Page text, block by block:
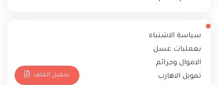
سياسة الاشتباه
بعمليات غسل
الاموال وجرائم
تمويل الاهارب
تحميل الملف